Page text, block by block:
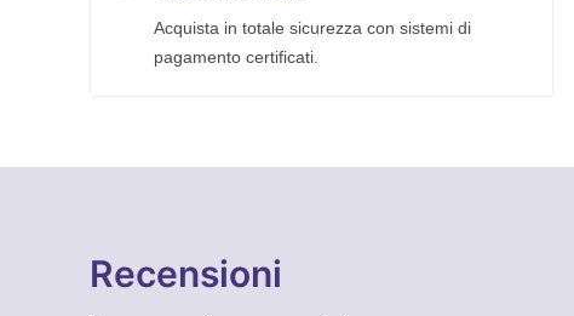
Acquista in totale sicurezza con sistemi di
pagamento certificati.
Recensioni